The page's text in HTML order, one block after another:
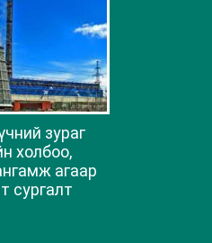
зураг
холбоо,
агаар
сургалт